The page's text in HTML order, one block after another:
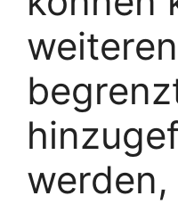
werden,